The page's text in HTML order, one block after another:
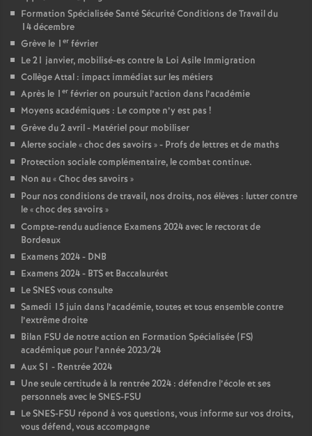
Formation Spécialisée Santé Sécurité Conditions de Travail du
14 décembre
Grève le 1 er février
Le 21 janvier, mobilisé-es contre la Loi Asile Immigration
Collège Attal : impact immédiat sur les métiers
Après le 1 er février on poursuit l’action dans l’académie
Moyens académiques : Le compte n’y est pas !
Grève du 2 avril - Matériel pour mobiliser
Alerte sociale «choc des savoirs » - Profs de lettres et de maths
Protection sociale complémentaire, le combat continue.
Non au «Choc des savoirs »
Pour nos conditions de travail, nos droits, nos élèves : lutter contre
le «choc des savoirs »
Compte-rendu audience Examens 2024 avec le rectorat de
Bordeaux
Examens 2024 - DNB
Examens 2024 - BTS et Baccalauréat
Le SNES vous consulte
Samedi 15 juin dans l’académie, toutes et tous ensemble contre
l’extrême droite
Bilan FSU de notre action en Formation Spécialisée (FS)
académique pour l’année 2023/24
Aux S1 - Rentrée 2024
Une seule certitude à la rentrée 2024 : défendre l’école et ses
personnels avec le SNES-FSU
Le SNES-FSU répond à vos questions, vous informe sur vos droits,
vous défend, vous accompagne